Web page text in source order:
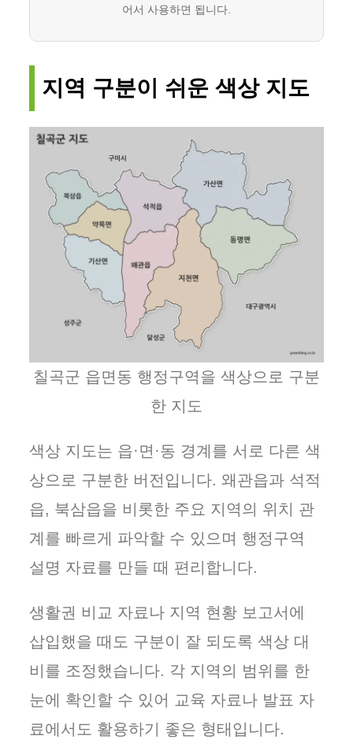
어서 사용하면 됩니다.
지역 구분이 쉬운 색상 지도
칠곡군 읍면동 행정구역을 색상으로 구분
한 지도
색상 지도는 읍·면·동 경계를 서로 다른 색
상으로 구분한 버전입니다. 왜관읍과 석적
읍, 북삼읍을 비롯한 주요 지역의 위치 관
계를 빠르게 파악할 수 있으며 행정구역
설명 자료를 만들 때 편리합니다.
생활권 비교 자료나 지역 현황 보고서에
삽입했을 때도 구분이 잘 되도록 색상 대
비를 조정했습니다. 각 지역의 범위를 한
눈에 확인할 수 있어 교육 자료나 발표 자
료에서도 활용하기 좋은 형태입니다.